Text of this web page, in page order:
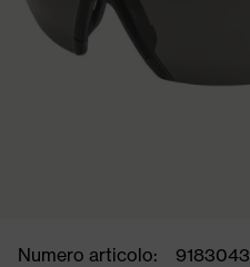
Numero articolo:
9183043